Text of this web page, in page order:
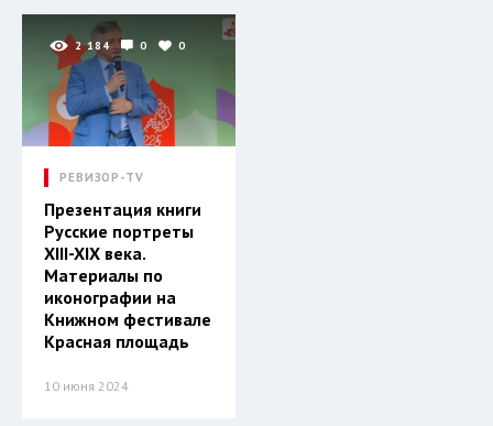
2 184 0 0
РЕВИЗОР-TV
Презентация книги
Русские портреты
XIII-XIX века.
Материалы по
иконографии на
Книжном фестивале
Красная площадь
10 июня 2024